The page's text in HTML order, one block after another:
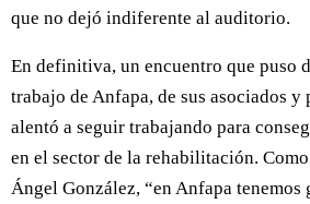
que no dejó indiferente al auditorio.
En definitiva, un encuentro que puso
trabajo de Anfapa, de sus asociados y
alentó a seguir trabajando para
en el sector de la rehabilitación.
Ángel González, “en Anfapa tenemos